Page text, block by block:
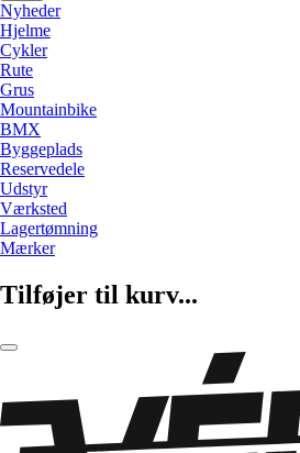
Nyheder
Hjelme
Cykler
Rute
Grus
Mountainbike
BMX
Byggeplads
Reservedele
Udstyr
Værksted
Lagertømning
Mærker
Tilføjer til kurv...